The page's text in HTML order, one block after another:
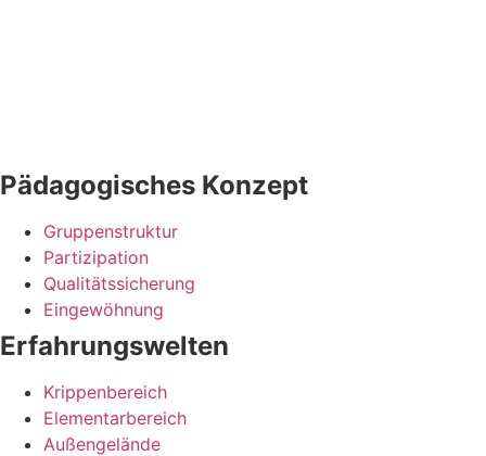
Pädagogisches Konzept
Gruppenstruktur
Partizipation
Qualitätssicherung
Eingewöhnung
Erfahrungswelten
Krippenbereich
Elementarbereich
Außengelände